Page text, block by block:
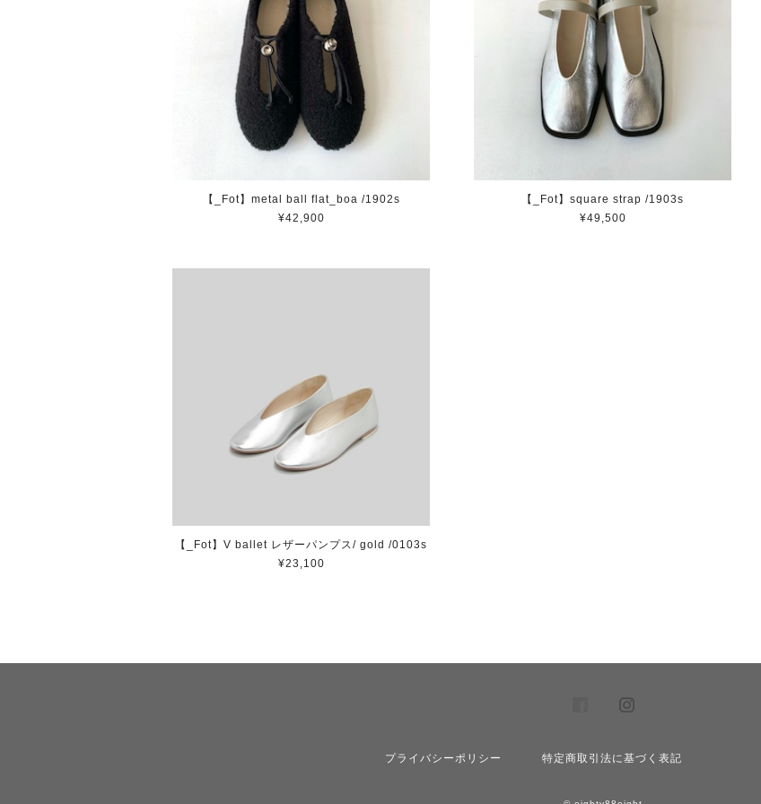
【_Fot】metal ball flat_boa /1902s
¥42,900
【_Fot】square strap /1903s
¥49,500
【_Fot】V ballet レザーパンプス/ gold /0103s
¥23,100
プライバシーポリシー 特定商取引法に基づく表記